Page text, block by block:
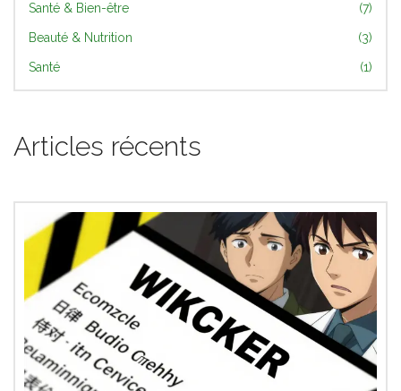
Santé & Bien-être (7)
Beauté & Nutrition (3)
Santé (1)
Articles récents